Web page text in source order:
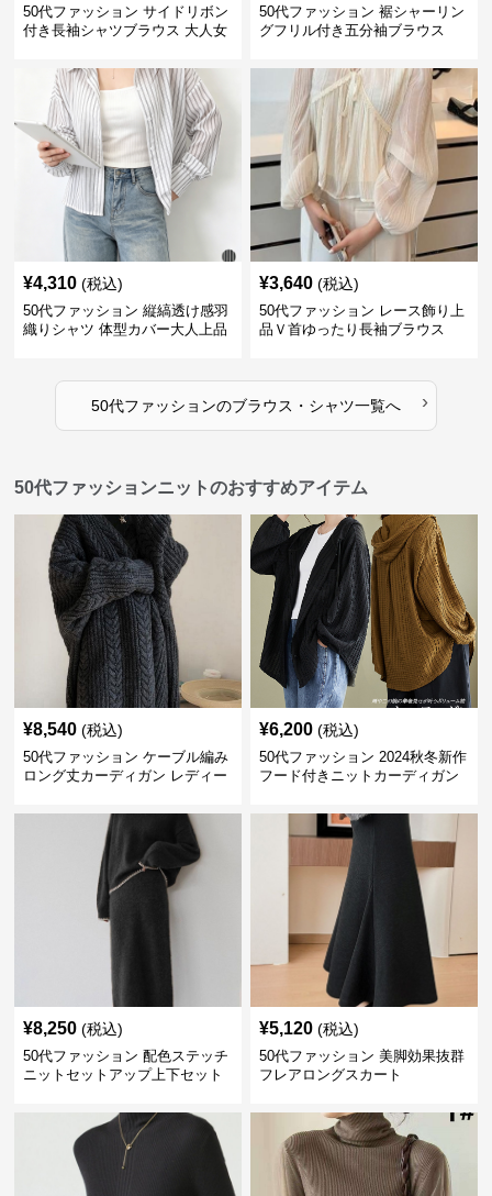
50代ファッション サイドリボン
付き長袖シャツブラウス 大人女
50代ファッション 裾シャーリン
グフリル付き五分袖ブラウス
¥4,310 (税込)
50代ファッション 縦縞透け感羽
織りシャツ 体型カバー大人上品
¥3,640 (税込)
50代ファッション レース飾り上
品Ｖ首ゆったり長袖ブラウス
50代ファッションのブラウス・シャツ一覧へ ›
50代ファッションニットのおすすめアイテム
¥8,540 (税込)
50代ファッション ケーブル編み
ロング丈カーディガン レディー
¥6,200 (税込)
50代ファッション 2024秋冬新作
フード付きニットカーディガン
¥8,250 (税込)
50代ファッション 配色ステッチ
ニットセットアップ上下セット
¥5,120 (税込)
50代ファッション 美脚効果抜群
フレアロングスカート